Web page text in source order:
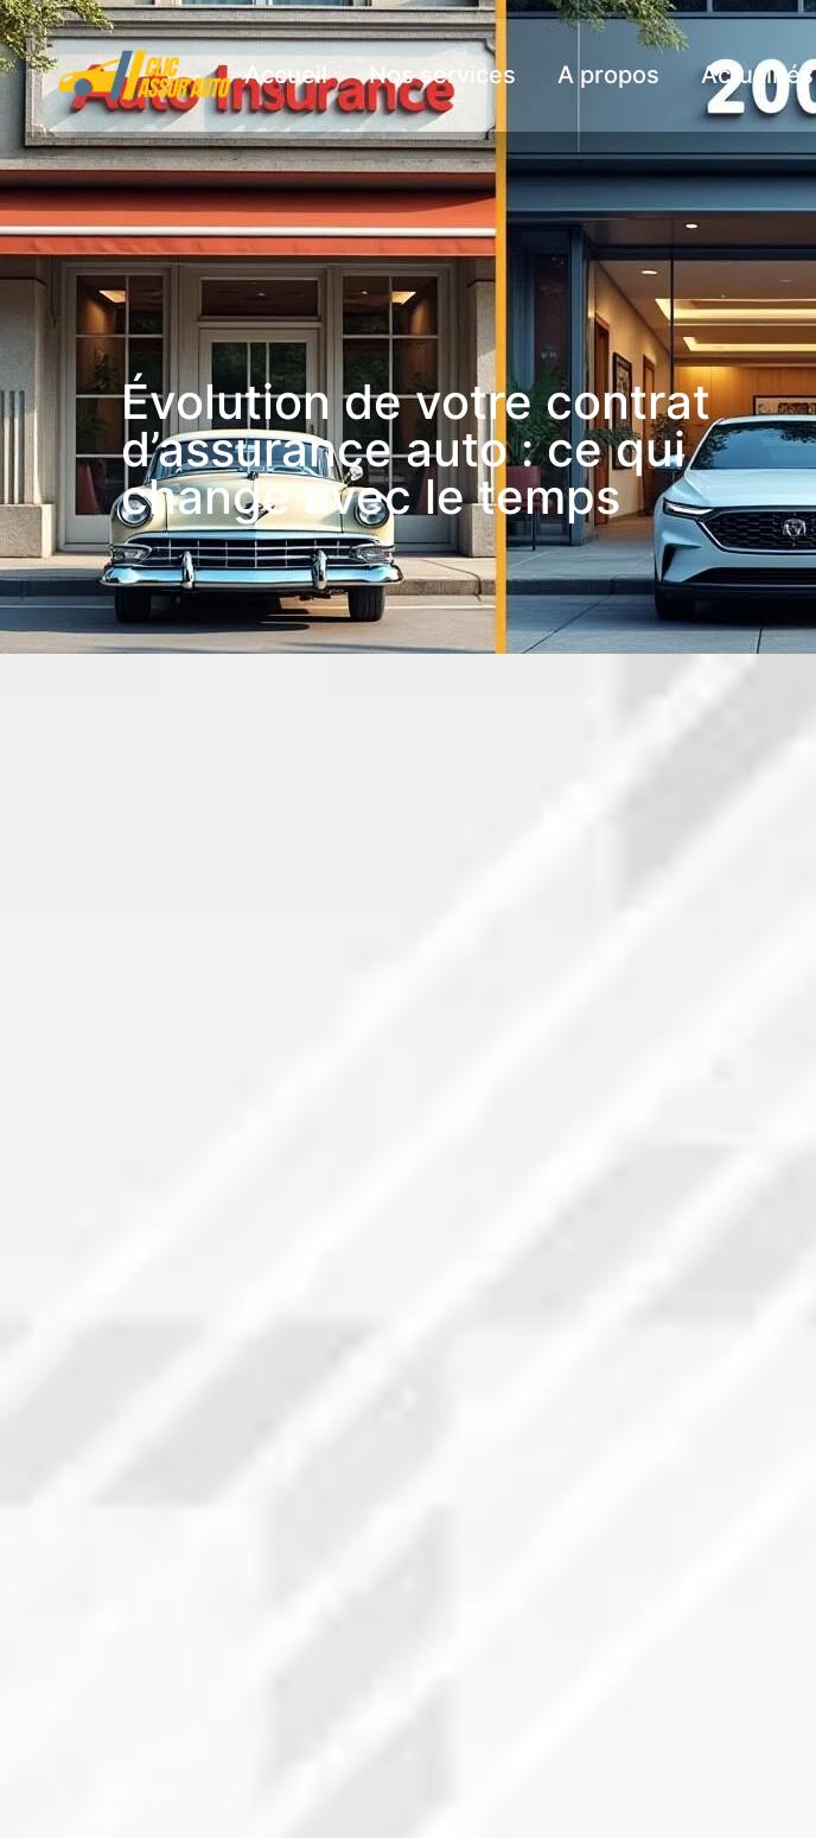
Accueil Nos services A propos Actualités
Évolution de votre contrat
d’assurance auto : ce qui
change avec le temps